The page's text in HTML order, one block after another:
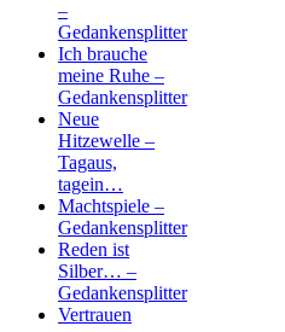
–
Gedankensplitter
Ich brauche
meine Ruhe –
Gedankensplitter
Neue
Hitzewelle –
Tagaus,
tagein…
Machtspiele –
Gedankensplitter
Reden ist
Silber… –
Gedankensplitter
Vertrauen